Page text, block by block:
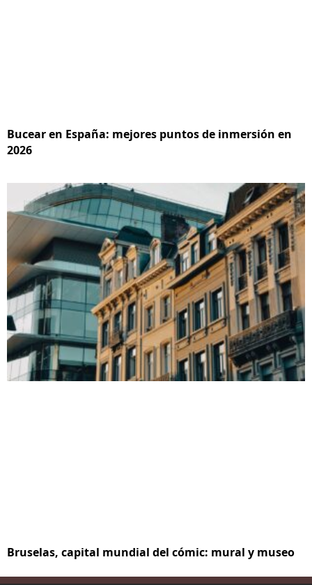
Bucear en España: mejores puntos de inmersión en
2026
Bruselas, capital mundial del cómic: mural y museo